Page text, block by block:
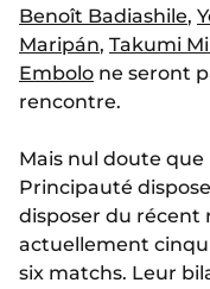
Benoît Badiashile,
Maripán, Takumi
Embolo ne seront
rencontre.
Mais nul doute
Principauté
disposer du récent
actuellement
six matchs. Leur